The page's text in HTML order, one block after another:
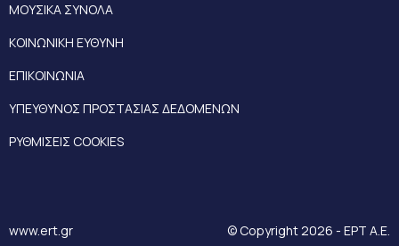
ΜΟΥΣΙΚΑ ΣΥΝΟΛΑ
ΚΟΙΝΩΝΙΚΗ ΕΥΘΥΝΗ
ΕΠΙΚΟΙΝΩΝΙΑ
ΥΠΕΥΘΥΝΟΣ ΠΡΟΣΤΑΣΙΑΣ ΔΕΔΟΜΕΝΩΝ
ΡΥΘΜΙΣΕΙΣ COOKIES
www.ert.gr © Copyright 2026 - ΕΡΤ Α.Ε.